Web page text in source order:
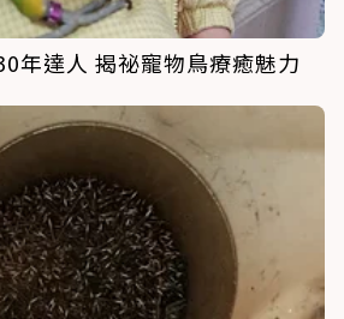
年達人 揭祕寵物鳥療癒魅力